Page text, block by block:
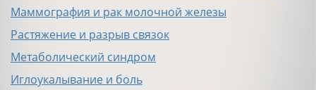
Маммография и рак молочной железы
Растяжение и разрыв связок
Метаболический синдром
Иглоукалывание и боль